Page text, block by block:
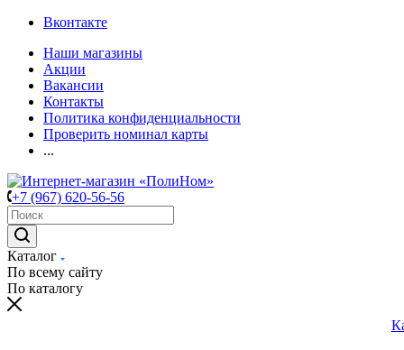
Вконтакте
Наши магазины
Акции
Вакансии
Контакты
Политика конфиденциальности
Проверить номинал карты
...
+7 (967) 620-56-56
Каталог
По всему сайту
По каталогу